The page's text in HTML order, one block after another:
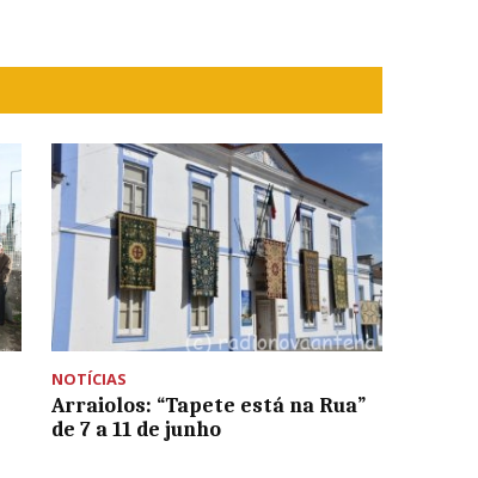
NOTÍCIAS
Arraiolos: “Tapete está na Rua”
de 7 a 11 de junho